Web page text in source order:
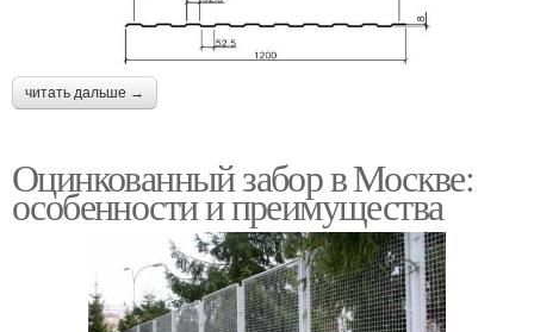
читать дальше →
Оцинкованный забор в Москве:
особенности и преимущества